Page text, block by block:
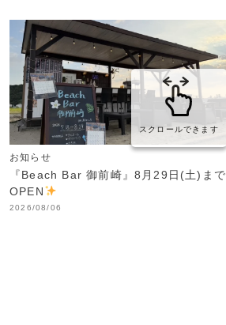
『Beach Bar 御前崎』8月29日(土)まで
OPEN
お知らせ
2026/08/06
スクロールできます